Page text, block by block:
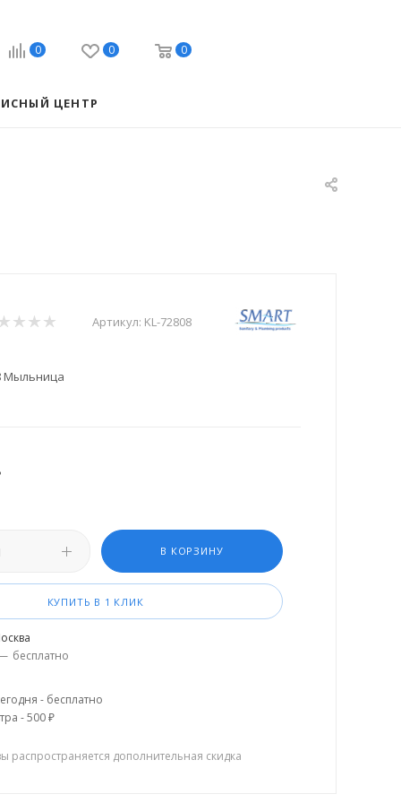
0 0 0
ЦЕНТР
Артикул: KL-72808
Мыльница
В КОРЗИНУ
КУПИТЬ В 1 КЛИК
бесплатно
- бесплатно
- 500 ₽
распространяется дополнительная скидка